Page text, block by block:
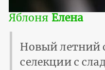
Яблоня Елена
Новый летний
селекции с